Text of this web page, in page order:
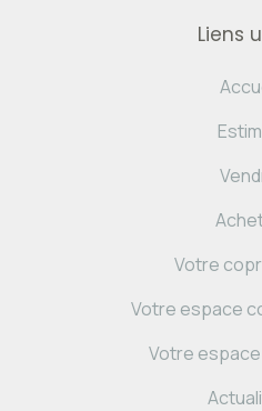
Liens
Votre
Votre espace
Votre